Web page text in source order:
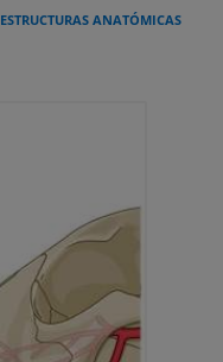
ESTRUCTURAS ANATÓMICAS